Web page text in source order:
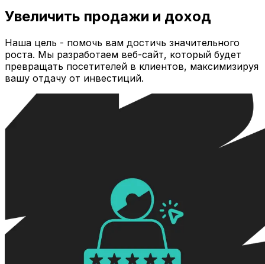
Увеличить продажи и доход
Наша цель - помочь вам достичь значительного
роста. Мы разработаем веб-сайт, который будет
превращать посетителей в клиентов, максимизируя
вашу отдачу от инвестиций.